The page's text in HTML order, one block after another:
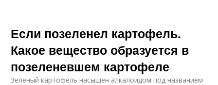
Если позеленел картофель.
Какое вещество образуется в
позеленевшем картофеле
Зеленый картофель насыщен алкалоидом под названием